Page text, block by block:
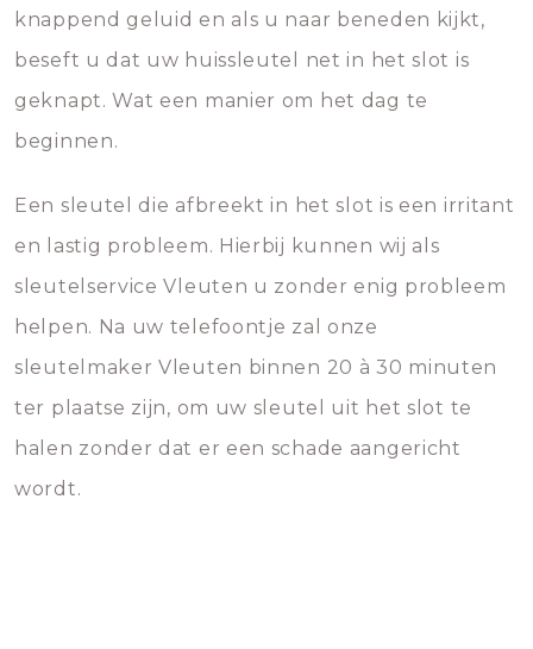
knappend geluid en als u naar beneden kijkt,
beseft u dat uw huissleutel net in het slot is
geknapt. Wat een manier om het dag te
beginnen.
Een sleutel die afbreekt in het slot is een irritant
en lastig probleem. Hierbij kunnen wij als
sleutelservice Vleuten u zonder enig probleem
helpen. Na uw telefoontje zal onze
sleutelmaker Vleuten binnen 20 à 30 minuten
ter plaatse zijn, om uw sleutel uit het slot te
halen zonder dat er een schade aangericht
wordt.